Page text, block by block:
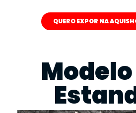
QUERO EXPOR NA